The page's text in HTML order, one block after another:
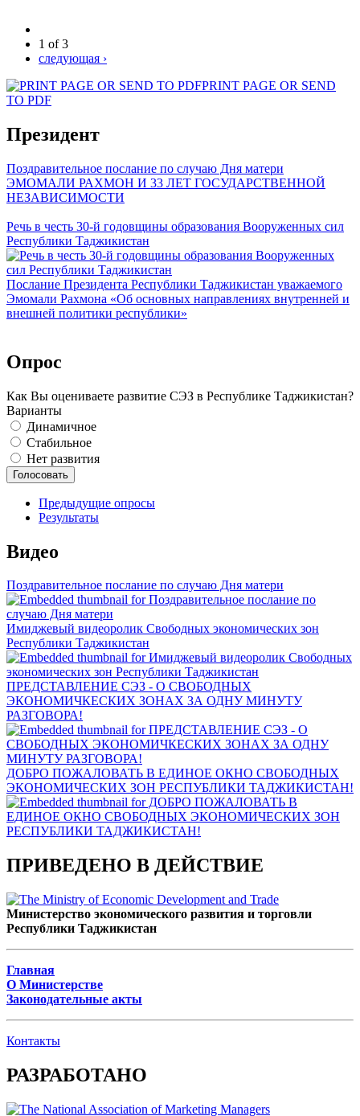
1 of 3
следующая ›
PRINT PAGE OR SEND
TO PDF
Президент
Поздравительное послание по случаю Дня матери
ЭМОМАЛИ РАХМОН И 33 ЛЕТ ГОСУДАРСТВЕННОЙ
НЕЗАВИСИМОСТИ
Речь в честь 30-й годовщины образования Вооруженных сил
Республики Таджикистан
Послание Президента Республики Таджикистан уважаемого
Эмомали Рахмона «Об основных направлениях внутренней и
внешней политики республики»
Опрос
Как Вы оцениваете развитие СЭЗ в Республике Таджикистан?
Варианты
Динамичное
Стабильное
Нет развития
Предыдущие опросы
Результаты
Видео
Поздравительное послание по случаю Дня матери
Имиджевый видеоролик Свободных экономических зон
Республики Таджикистан
ПРЕДСТАВЛЕНИЕ СЭЗ - О СВОБОДНЫХ
ЭКОНОМИЧКЕСКИХ ЗОНАХ ЗА ОДНУ МИНУТУ
РАЗГОВОРА!
ДОБРО ПОЖАЛОВАТЬ В ЕДИНОЕ ОКНО СВОБОДНЫХ
ЭКОНОМИЧЕСКИХ ЗОН РЕСПУБЛИКИ ТАДЖИКИСТАН!
ПРИВЕДЕНО В ДЕЙСТВИЕ
Министерство экономического развития и торговли
Республики Таджикистан
Главная
О Министерстве
Законодательные акты
Контакты
РАЗРАБОТАНО